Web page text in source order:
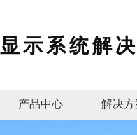
示系统解
产品中心 解决方